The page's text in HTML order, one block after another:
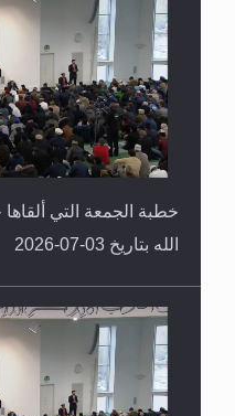
خطبة الجمعة التي
الله بتاريخ 03-07-2026